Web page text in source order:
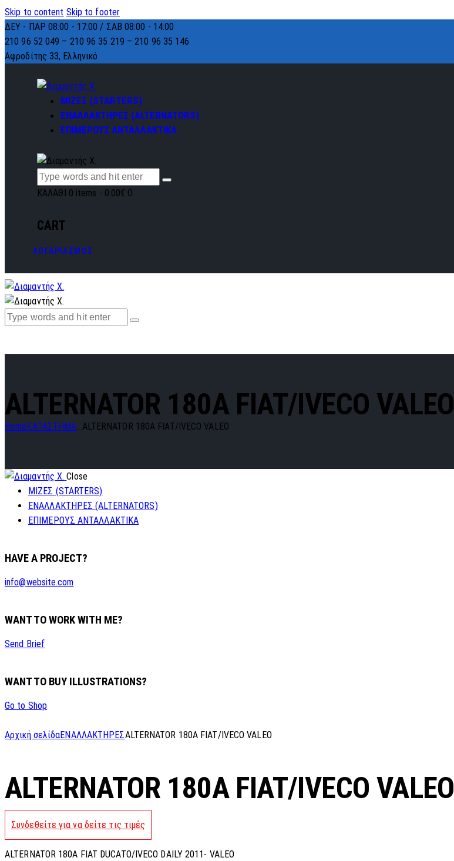
Skip to content Skip to footer
ΔΕΥ - ΠΑΡ 08:00 - 17:00 / ΣΑΒ 08:00 - 14:00
210 96 52 049 – 210 96 35 219 –210 96 35 146
Αφροδίτης 33, Ελληνικό
ΜΙΖΕΣ (STARTERS)
ΕΝΑΛΛΑΚΤΗΡΕΣ (ALTERNATORS)
ΕΠΙΜΕΡΟΥΣ ΑΝΤΑΛΛΑΚΤΙΚΑ
ΚΑΛΑΘΙ 0 items - 0.00€ 0
CART
ΛΟΓΑΡΙΑΣΜΟΣ
ALTERNATOR 180A FIAT/IVECO VALEO
Home ΚΑΤΑΣΤΗΜΑ...ALTERNATOR 180A FIAT/IVECO VALEO
Close
ΜΙΖΕΣ (STARTERS)
ΕΝΑΛΛΑΚΤΗΡΕΣ (ALTERNATORS)
ΕΠΙΜΕΡΟΥΣ ΑΝΤΑΛΛΑΚΤΙΚΑ
HAVE A PROJECT?
info@website.com
WANT TO WORK WITH ME?
Send Brief
WANT TO BUY ILLUSTRATIONS?
Go to Shop
Αρχική σελίδαΕΝΑΛΛΑΚΤΗΡΕΣALTERNATOR 180A FIAT/IVECO VALEO
ALTERNATOR 180A FIAT/IVECO VALEO
Συνδεθείτε για να δείτε τις τιμές
ALTERNATOR 180A FIAT DUCATO/IVECO DAILY 2011- VALEO